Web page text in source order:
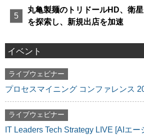
丸亀製麺のトリドールHD、衛
を探索し、新規出店を加速
イベント
ライブウェビナー
プロセスマイニング コンファレンス
ライブウェビナー
IT Leaders Tech Strategy LIVE [AIエー